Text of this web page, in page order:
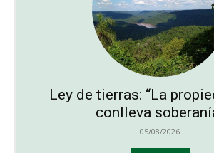
Ley de tierras: “La
conlleva
05/08/2026